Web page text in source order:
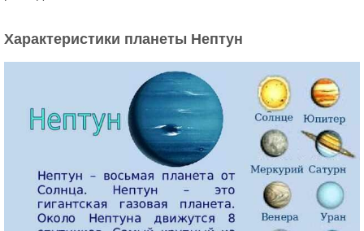
Характеристики планеты Нептун